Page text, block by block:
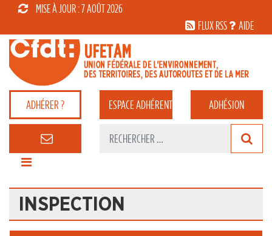
MISE À JOUR : 7 AOÛT 2026
FLUX RSS
AIDE
ADHÉRER ? ESPACEADHÉRENT ADHÉSION
INSPECTION